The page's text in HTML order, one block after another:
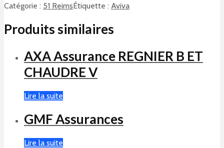
Catégorie : 51 ReimsÉtiquette : Aviva
Produits similaires
AXA Assurance REGNIER B ET
CHAUDRE V
Lire la suite
GMF Assurances
Lire la suite